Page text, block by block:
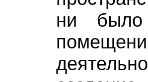
ни было